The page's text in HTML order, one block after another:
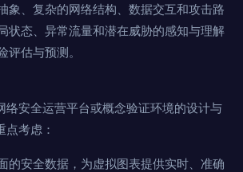
象、复杂的网络结构、数据交互和攻击路
状态、异常流量和潜在威胁的感知与理解
估与预测。
络安全运营平台或概念验证环境的设计与
考虑：
的安全数据，为虚拟图表提供实时、准确